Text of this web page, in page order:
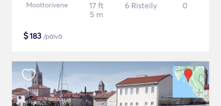
Moottorivene
17 ft
5 m
6 Risteily 0
$183 /päivä